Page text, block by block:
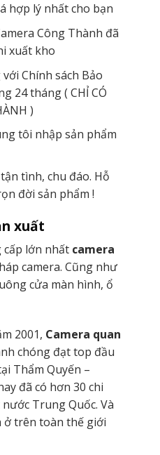
hợp lý nhất cho bạn
Công Thành đã
xuất kho
Chính sách Bảo
24 tháng ( CHỈ CÓ
)
tôi nhập sản phẩm
tình, chu đáo. Hỗ
đời sản phẩm !
xuất
cấp lớn nhất camera
camera. Cũng như
cửa màn hình, ổ
2001, Camera quan
chóng đạt top đầu
Thẩm Quyến –
đã có hơn 30 chi
Trung Quốc. Và
ở trên toàn thế giới